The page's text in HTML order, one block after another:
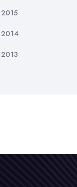
2015
2014
2013